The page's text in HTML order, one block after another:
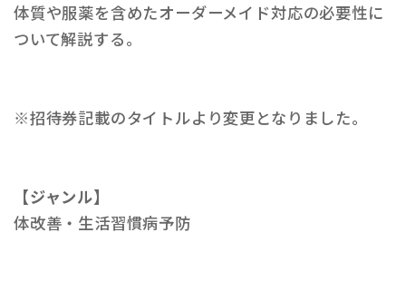
体質や服薬を含めたオーダーメイド対応の必要性に
ついて解説する。
※招待券記載のタイトルより変更となりました。
【ジャンル】
体改善・生活習慣病予防